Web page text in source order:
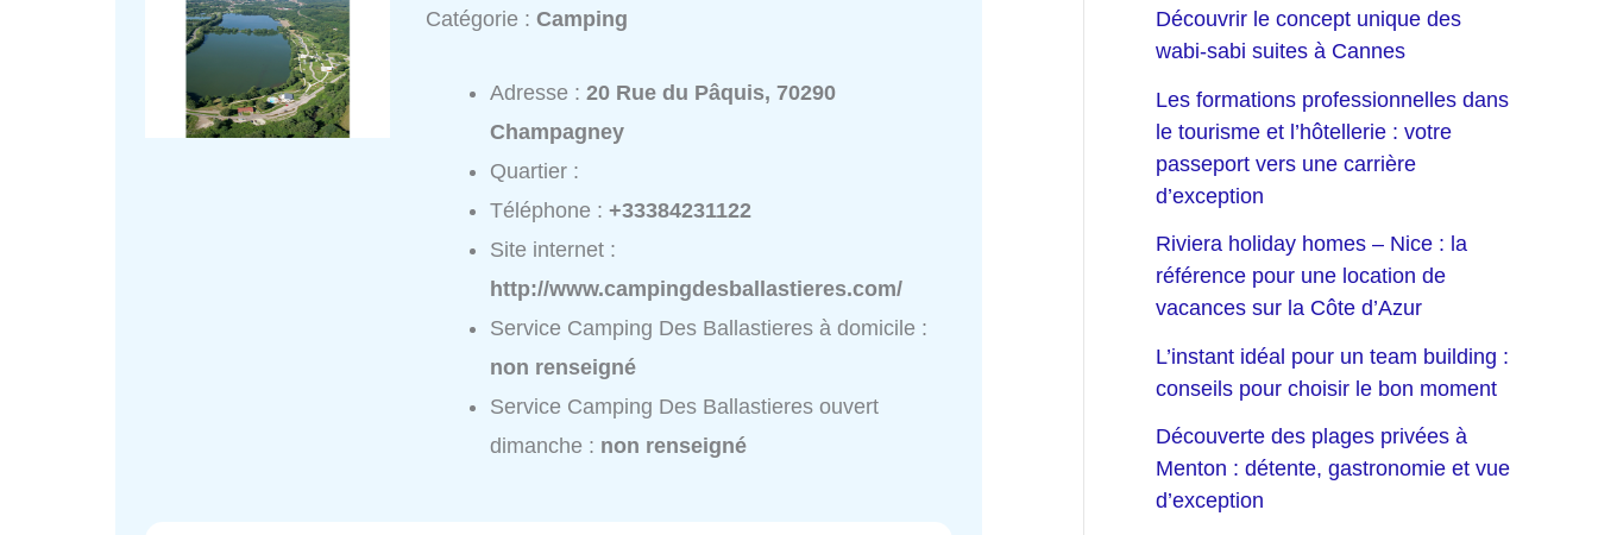
Catégorie :Camping
Adresse :20 Rue du Pâquis, 70290
Champagney
Quartier :
Téléphone :+33384231122
Site internet :
http://www.campingdesballastieres.com/
Service Camping Des Ballastieres à domicile :
non renseigné
Service Camping Des Ballastieres ouvert
dimanche : non renseigné
Découvrir le concept unique des
wabi-sabi suites à Cannes
Les formations professionnelles dans
le tourisme et l’hôtellerie : votre
passeport vers une carrière
d’exception
Riviera holiday homes – Nice : la
référence pour une location de
vacances sur la Côte d’Azur
L’instant idéal pour un team building :
conseils pour choisir le bon moment
Découverte des plages privées à
Menton : détente, gastronomie et vue
d’exception